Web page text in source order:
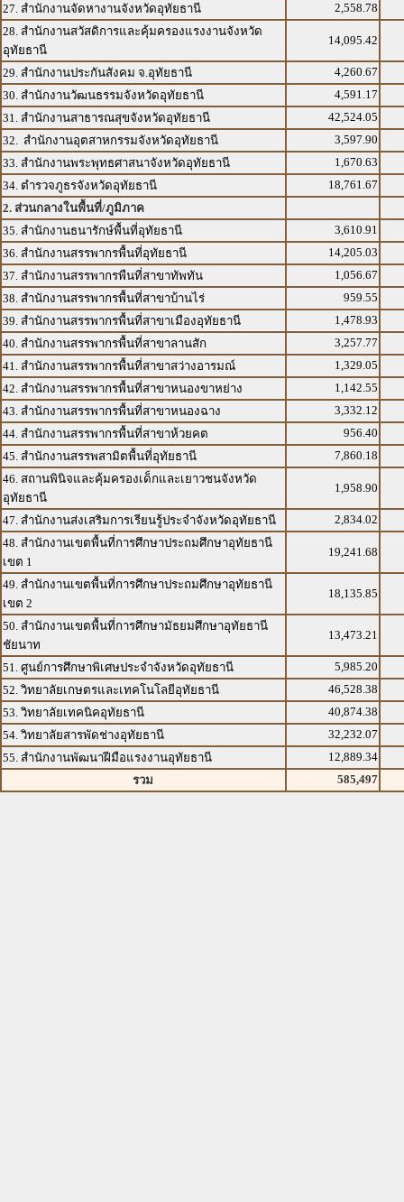
27. สำนักงานจัดหางานจังหวัดอุทัยธานี
2,558.78
28. สำนักงานสวัสดิการและคุ้มครองแรงงานจังหวัด
อุทัยธานี
14,095.42
29. สำนักงานประกันสังคม จ.อุทัยธานี
4,260.67
30. สำนักงานวัฒนธรรมจังหวัดอุทัยธานี
4,591.17
31. สำนักงานสาธารณสุขจังหวัดอุทัยธานี
42,524.05
32. สำนักงานอุตสาหกรรมจังหวัดอุทัยธานี
3,597.90
33. สำนักงานพระพุทธศาสนาจังหวัดอุทัยธานี
1,670.63
34. ตำรวจภูธรจังหวัดอุทัยธานี
18,761.67
2. ส่วนกลางในพื้นที่/ภูมิภาค
35. สำนักงานธนารักษ์พื้นที่อุทัยธานี
3,610.91
36. สำนักงานสรรพากรพื้นที่อุทัยธานี
14,205.03
37. สำนักงานสรรพากรพืนที่สาขาทัพทัน
1,056.67
38. สำนักงานสรรพากรพื้นที่สาขาบ้านไร่
959.55
39. สำนักงานสรรพากรพื้นที่สาขาเมืองอุทัยธานี
1,478.93
40. สำนักงานสรรพากรพื้นที่สาขาลานสัก
3,257.77
41. สำนักงานสรรพากรพื้นที่สาขาสว่างอารมณ์
1,329.05
42. สำนักงานสรรพากรพื้นที่สาขาหนองขาหย่าง
1,142.55
43. สำนักงานสรรพากรพื้นที่สาขาหนองฉาง
3,332.12
44. สำนักงานสรรพากรพื้นที่สาขาห้วยคต
956.40
45. สำนักงานสรรพสามิตพื้นที่อุทัยธานี
7,860.18
46. สถานพินิจและคุ้มครองเด็กและเยาวชนจังหวัด
อุทัยธานี
1,958.90
47. สำนักงานส่งเสริมการเรียนรู้ประจำจังหวัดอุทัยธานี
2,834.02
48. สำนักงานเขตพื้นที่การศึกษาประถมศึกษาอุทัยธานี
เขต 1
19,241.68
49. สำนักงานเขตพื้นที่การศึกษาประถมศึกษาอุทัยธานี
เขต 2
18,135.85
50. สำนักงานเขตพื้นที่การศึกษามัธยมศึกษาอุทัยธานี
ชัยนาท
13,473.21
51. ศูนย์การศึกษาพิเศษประจำจังหวัดอุทัยธานี
5,985.20
52. วิทยาลัยเกษตรและเทคโนโลยีอุทัยธานี
46,528.38
53. วิทยาลัยเทคนิคอุทัยธานี
40,874.38
54. วิทยาลัยสารพัดช่างอุทัยธานี
32,232.07
55. สำนักงานพัฒนาฝีมือแรงงานอุทัยธานี
12,889.34
รวม
585,497